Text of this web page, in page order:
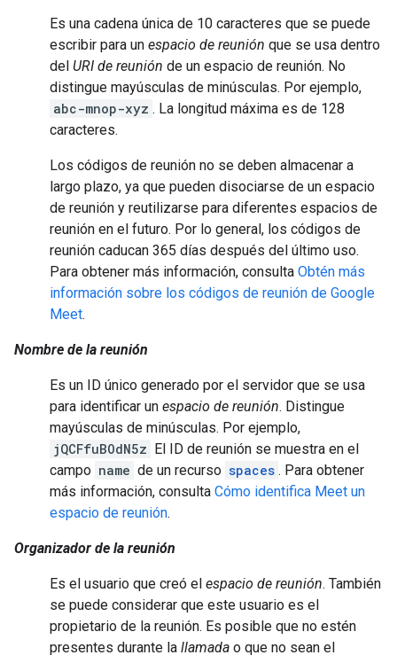
Es una cadena única de 10 caracteres que se puede
escribir para un espacio de reunión que se usa dentro
del URI de reunión de un espacio de reunión. No
distingue mayúsculas de minúsculas. Por ejemplo,
abc-mnop-xyz . La longitud máxima es de 128
caracteres.
Los códigos de reunión no se deben almacenar a
largo plazo, ya que pueden disociarse de un espacio
de reunión y reutilizarse para diferentes espacios de
reunión en el futuro. Por lo general, los códigos de
reunión caducan 365 días después del último uso.
Para obtener más información, consulta Obtén más
información sobre los códigos de reunión de Google
Meet.
Nombre de la reunión
Es un ID único generado por el servidor que se usa
para identificar un espacio de reunión. Distingue
mayúsculas de minúsculas. Por ejemplo,
jQCFfuBOdN5z El ID de reunión se muestra en el
campo name de un recurso spaces . Para obtener
más información, consulta Cómo identifica Meet un
espacio de reunión.
Organizador de la reunión
Es el usuario que creó el espacio de reunión. También
se puede considerar que este usuario es el
propietario de la reunión. Es posible que no estén
presentes durante la llamada o que no sean el